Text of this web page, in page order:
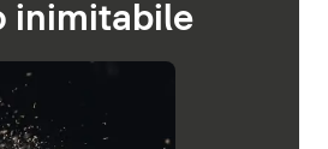
inimitabile